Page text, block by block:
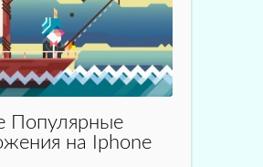
Популярные
на Iphone